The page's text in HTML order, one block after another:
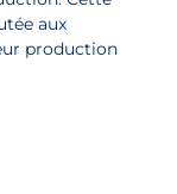
aux
production